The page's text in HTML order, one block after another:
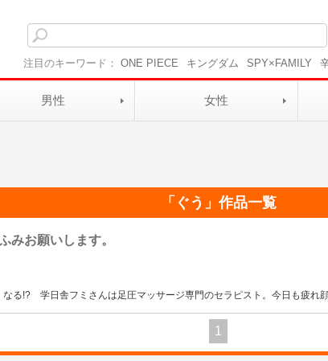
注目のキーワード： ONE PIECE キングダム SPY×FAMILY
男性 女性
「 ぐう 」作品一覧
みお願いします。
なる!? 学日舎フミさんは足圧マッサージ専門のセラピスト。今日も疲れ
1